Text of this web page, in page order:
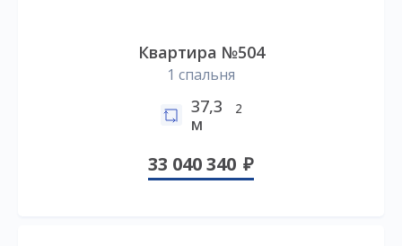
Квартира №504
1 спальня
37,3
м
2
33 040 340